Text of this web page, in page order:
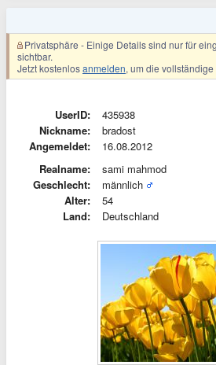
Privatsphäre - Einige Details sind nur für
sichtbar.
Jetzt kostenlosanmelden, um die
UserID:
435938
Nickname:
bradost
Angemeldet:
16.08.2012
Realname:
sami mahmod
Geschlecht:
männlich
Alter:
54
Land:
Deutschland